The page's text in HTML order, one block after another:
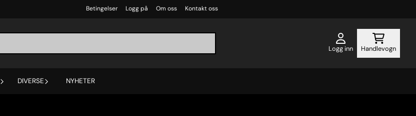
Betingelser Logg på Om oss Kontakt oss
Logg inn Handlevogn
DIVERSE NYHETER